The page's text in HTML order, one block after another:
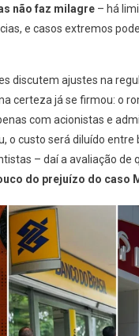
não faz milagre– há
e casos extremos
discutem ajustes na
certeza já se firmou: o
com acionistas e
o custo será diluído entre
– daí a avaliação de
do prejuízo do caso